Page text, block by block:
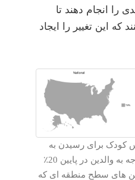
را انجام دهند تا
که این تغییر را ایجاد
شانس کودک برای رسیدن به
های سطح منطقه ای که